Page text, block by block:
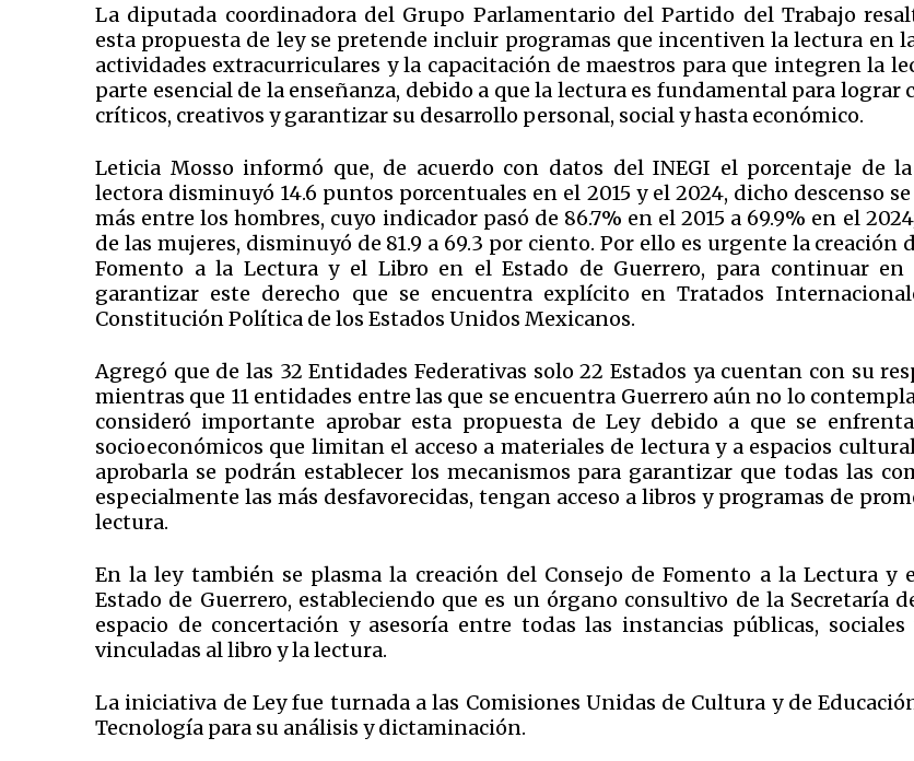
La diputada coordinadora del Grupo Parlamentario del Partido del Trabajo
esta propuesta de ley se pretende incluir programas que incentiven la lectura en
actividades extracurriculares y la capacitación de maestros para que integren la
parte esencial de la enseñanza, debido a que la lectura es fundamental para lograr
críticos, creativos y garantizar su desarrollo personal, social y hasta económico.
Leticia Mosso informó que, de acuerdo con datos del INEGI el porcentaje de
lectora disminuyó 14.6 puntos porcentuales en el 2015 y el 2024, dicho descenso
más entre los hombres, cuyo indicador pasó de 86.7% en el 2015 a 69.9% en el
de las mujeres, disminuyó de 81.9 a 69.3 por ciento. Por ello es urgente la creación
Fomento a la Lectura y el Libro en el Estado de Guerrero, para continuar
garantizar este derecho que se encuentra explícito en Tratados
Constitución Política de los Estados Unidos Mexicanos.
Agregó que de las 32 Entidades Federativas solo 22 Estados ya cuentan con su
mientras que 11 entidades entre las que se encuentra Guerrero aún no lo
consideró importante aprobar esta propuesta de Ley debido a que se
socioeconómicos que limitan el acceso a materiales de lectura y a espacios
aprobarla se podrán establecer los mecanismos para garantizar que todas las
especialmente las más desfavorecidas, tengan acceso a libros y programas de
lectura.
En la ley también se plasma la creación del Consejo de Fomento a la Lectura y
Estado de Guerrero, estableciendo que es un órgano consultivo de la Secretaría
espacio de concertación y asesoría entre todas las instancias públicas, sociales
vinculadas al libro y la lectura.
La iniciativa de Ley fue turnada a las Comisiones Unidas de Cultura y de
Tecnología para su análisis y dictaminación.